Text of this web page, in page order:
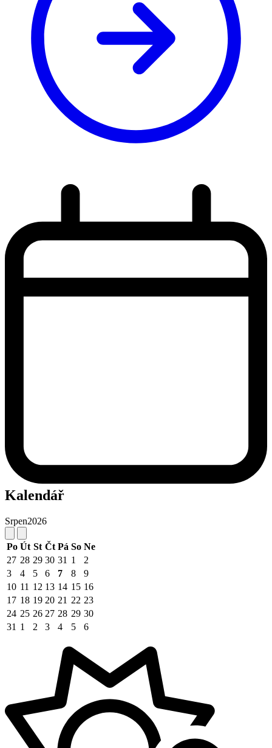
Kalendář
Srpen2026
Po Út St Čt Pá So Ne
27 28 29 30 31 1
2
3
4 5 6 7 8
9
10 11 12 13 14 15 16
17 18 19 20 21 22 23
24 25 26 27 28 29 30
31 1 2 3 4 5 6